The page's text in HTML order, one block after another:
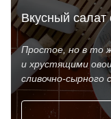
Вкусный салат
Простое, но в то
и хрустящими
сливочно-сырного